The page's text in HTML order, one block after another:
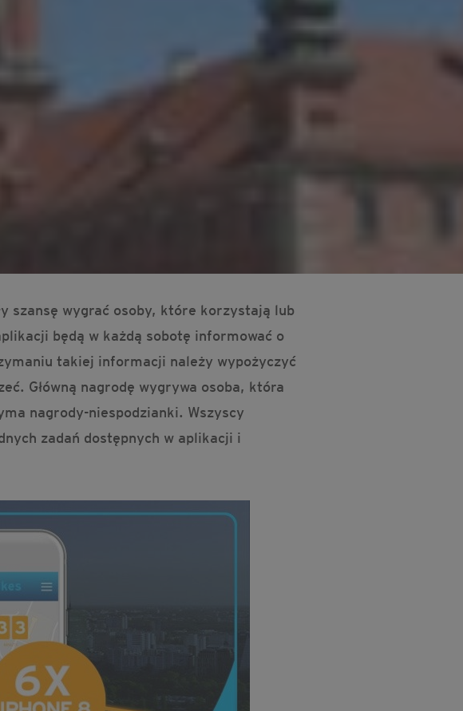
szansę wygrać osoby, które korzystają lub
będą w każdą sobotę informować o
takiej informacji należy wypożyczyć
Główną nagrodę wygrywa osoba, która
nagrody-niespodzianki. Wszyscy
zadań dostępnych w aplikacji i